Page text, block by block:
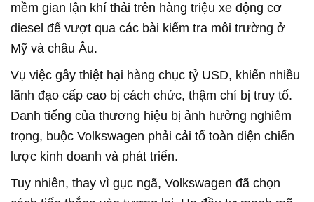
mềm gian lận khí thải trên hàng triệu xe động cơ
diesel để vượt qua các bài kiểm tra môi trường ở
Mỹ và châu Âu.
Vụ việc gây thiệt hại hàng chục tỷ USD, khiến nhiều
lãnh đạo cấp cao bị cách chức, thậm chí bị truy tố.
Danh tiếng của thương hiệu bị ảnh hưởng nghiêm
trọng, buộc Volkswagen phải cải tổ toàn diện chiến
lược kinh doanh và phát triển.
Tuy nhiên, thay vì gục ngã, Volkswagen đã chọn